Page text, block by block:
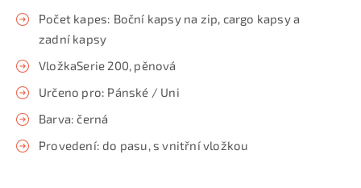
Počet kapes: Boční kapsy na zip, cargo kapsy a
zadní kapsy
VložkaSerie 200, pěnová
Určeno pro: Pánské / Uni
Barva: černá
Provedení: do pasu, s vnitřní vložkou